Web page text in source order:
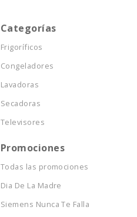
Categorías
Frigoríficos
Congeladores
Lavadoras
Secadoras
Televisores
Promociones
Todas las promociones
Dia De La Madre
Siemens Nunca Te Falla